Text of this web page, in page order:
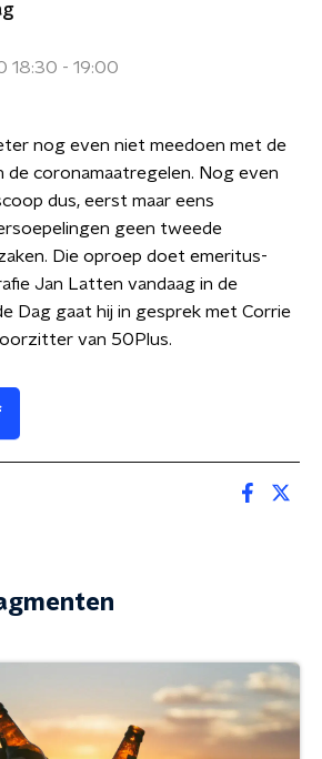
18:30 - 19:00
nog even niet meedoen met de
de coronamaatregelen. Nog even
dus, eerst maar eens
geen tweede
Die oproep doet emeritus-
Jan Latten vandaag in de
Dag gaat hij in gesprek met Corrie
van 50Plus.